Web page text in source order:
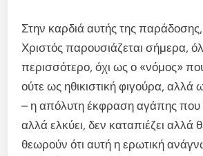
Στην καρδιά αυτής της
Χριστός παρουσιάζεται σήμερα,
περισσότερο, όχι ως ο «νόμος»
ούτε ως ηθικιστική φιγούρα, αλλά
– η απόλυτη έκφραση αγάπης που
αλλά ελκύει, δεν καταπιέζει αλλά
θεωρούν ότι αυτή η ερωτική